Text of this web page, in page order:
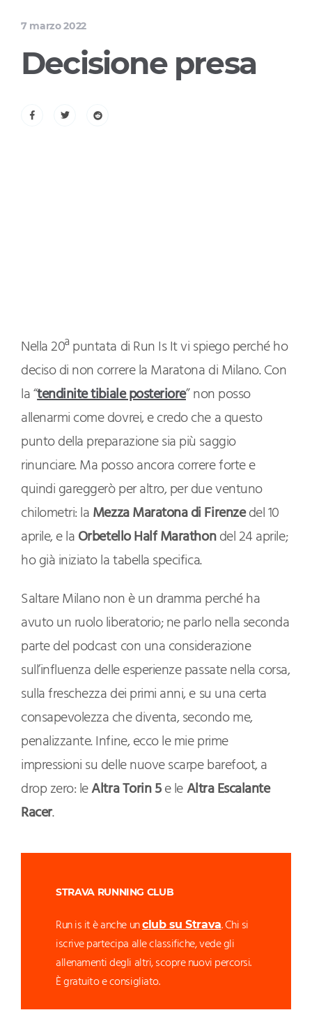
7 marzo 2022
Decisione presa
Nella 20ª puntata di Run Is It vi spiego perché ho
deciso di non correre la Maratona di Milano. Con
la “tendinite tibiale posteriore” non posso
allenarmi come dovrei, e credo che a questo
punto della preparazione sia più saggio
rinunciare. Ma posso ancora correre forte e
quindi gareggerò per altro, per due ventuno
chilometri: laMezza Maratona di Firenzedel 10
aprile, e laOrbetello Half Marathondel 24 aprile;
ho già iniziato la tabella specifica.
Saltare Milano non è un dramma perché ha
avuto un ruolo liberatorio; ne parlo nella seconda
parte del podcast con una considerazione
sull’influenza delle esperienze passate nella corsa,
sulla freschezza dei primi anni, e su una certa
consapevolezza che diventa, secondo me,
penalizzante. Infine, ecco le mie prime
impressioni su delle nuove scarpe barefoot, a
drop zero: leAltra Torin 5e leAltra Escalante
Racer.
STRAVA RUNNING CLUB
Run is it è anche unclub su Strava. Chi si
iscrive partecipa alle classifiche, vede gli
allenamenti degli altri, scopre nuovi percorsi.
È gratuito e consigliato.